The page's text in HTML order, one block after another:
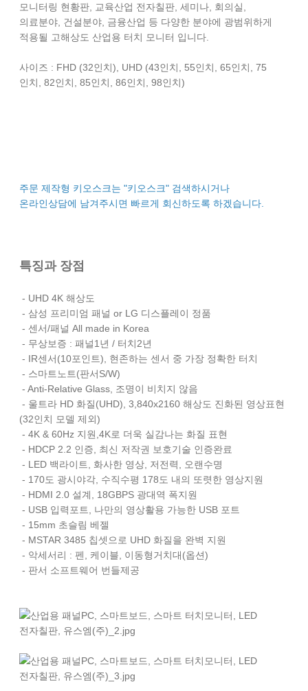
모니터링 현황판, 교육산업 전자칠판, 세미나, 회의실,
의료분야, 건설분야, 금융산업 등 다양한 분야에 광범위하게
적용될 고해상도 산업용 터치 모니터 입니다.
사이즈 : FHD (32인치), UHD (43인치, 55인치, 65인치, 75
인치, 82인치, 85인치, 86인치, 98인치)
주문 제작형 키오스크는 "키오스크" 검색하시거나
온라인상담에 남겨주시면 빠르게 회신하도록 하겠습니다.
특징과 장점
- UHD 4K 해상도
- 삼성 프리미엄 패널 or LG 디스플레이 정품
- 센서/패널 All made in Korea
- 무상보증 : 패널1년 / 터치2년
- IR센서(10포인트), 현존하는 센서 중 가장 정확한 터치
- 스마트노트(판서S/W)
- Anti-Relative Glass, 조명이 비치지 않음
- 울트라 HD 화질(UHD), 3,840x2160 해상도 진화된 영상표현
(32인치 모델 제외)
- 4K & 60Hz 지원,4K로 더욱 실감나는 화질 표현
- HDCP 2.2 인증, 최신 저작권 보호기술 인증완료
- LED 백라이트, 화사한 영상, 저전력, 오랜수명
- 170도 광시야각, 수직수평 178도 내의 또렷한 영상지원
- HDMI 2.0 설계, 18GBPS 광대역 폭지원
- USB 입력포트, 나만의 영상활용 가능한 USB 포트
- 15mm 초슬림 베젤
- MSTAR 3485 칩셋으로 UHD 화질을 완벽 지원
- 악세서리 : 펜, 케이블, 이동형거치대(옵션)
- 판서 소프트웨어 번들제공